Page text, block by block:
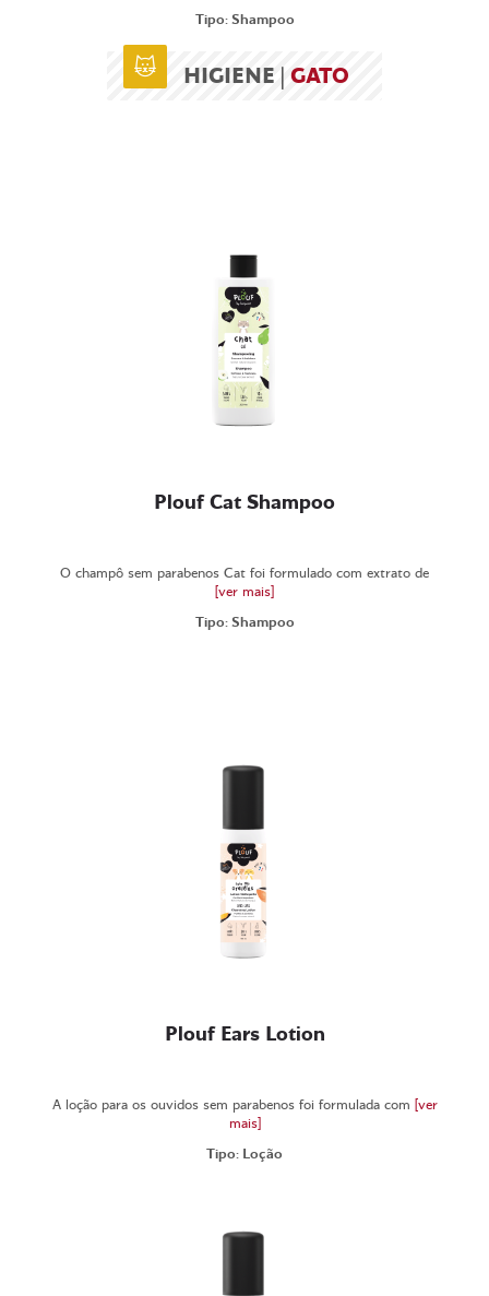
Tipo: Shampoo
HIGIENE | GATO
Plouf Cat Shampoo
O champô sem parabenos Cat foi formulado com extrato de
[ver mais]
Tipo: Shampoo
Plouf Ears Lotion
A loção para os ouvidos sem parabenos foi formulada com [ver
mais]
Tipo: Loção